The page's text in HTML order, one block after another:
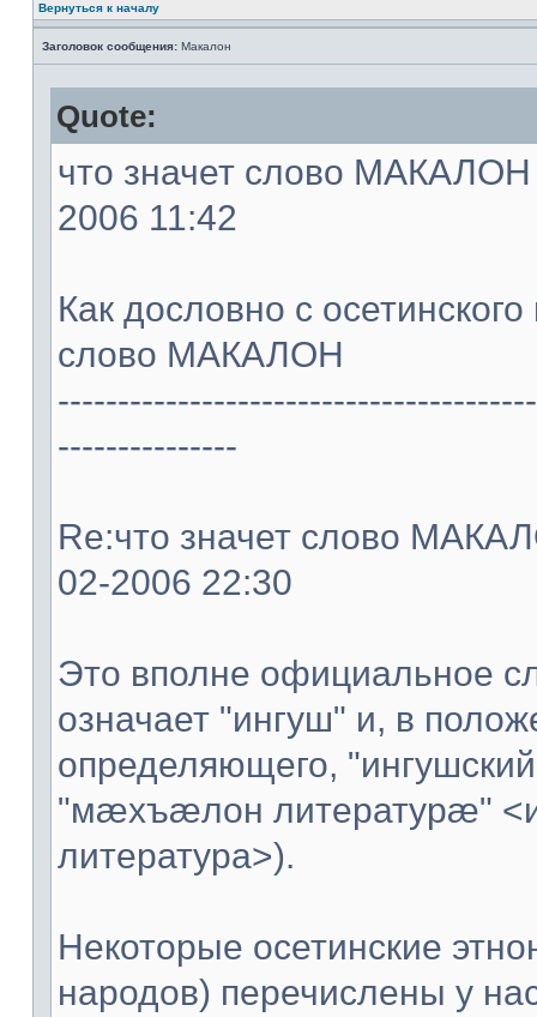
Вернуться к началу
Заголовок сообщения: Макалон
Quote:
что значет слово МАКАЛОН
2006 11:42
Как дословно с
слово МАКАЛОН
---------------
Re:что значет слово
02-2006 22:30
Это вполне официальное
означает "ингуш" и, в
определяющего,
"мæхъæлон литературæ"
литература>).
Некоторые осетинские
народов) перечислены у